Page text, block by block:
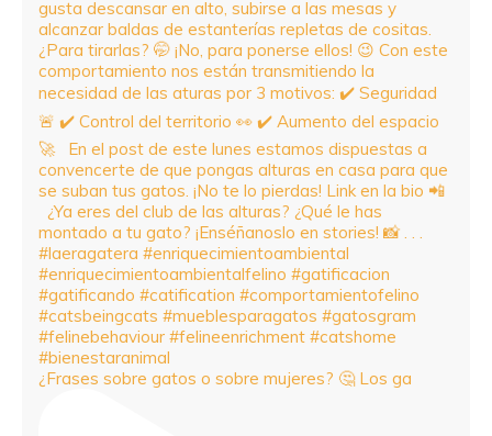
¿Frases sobre gatos o sobre mujeres? 🤔 Los ga